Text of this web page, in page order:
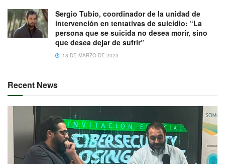
Sergio Tubío, coordinador de la unidad de
intervención en tentativas de suicidio: “La
persona que se suicida no desea morir, sino
que desea dejar de sufrir”
18 DE MARZO DE 2023
Recent News